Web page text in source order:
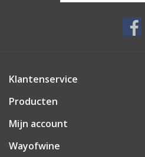
Klantenservice
Producten
Mijn account
Wayofwine